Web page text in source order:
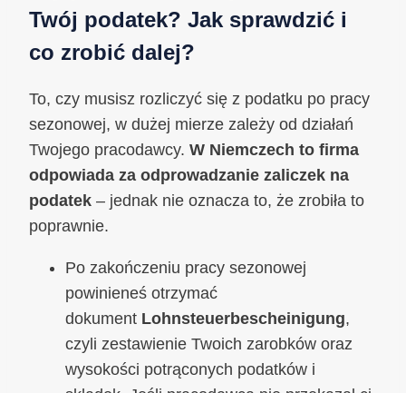
Twój podatek? Jak sprawdzić i
co zrobić dalej?
To, czy musisz rozliczyć się z podatku po pracy
sezonowej, w dużej mierze zależy od działań
Twojego pracodawcy. W Niemczech to firma
odpowiada za odprowadzanie zaliczek na
podatek – jednak nie oznacza to, że zrobiła to
poprawnie.
Po zakończeniu pracy sezonowej
powinieneś otrzymać
dokument Lohnsteuerbescheinigung,
czyli zestawienie Twoich zarobków oraz
wysokości potrąconych podatków i